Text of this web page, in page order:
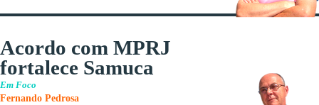
Acordo com MPRJ
fortalece Samuca
Em Foco
Fernando Pedrosa